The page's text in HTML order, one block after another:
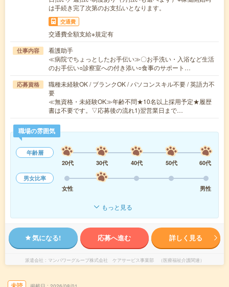
は手続き完了次第のお支払いとなります。
交通費
交通費全額支給※規定有
仕事内容
看護助手
≪病院でちょっとしたお手伝い≫〇お手洗い・入浴など生活
のお手伝い○診察室への付き添い○食事のサポート…
応募資格
職種未経験OK / ブランクOK / パソコンスキル不要 / 英語力不
要
≪無資格・未経験OK≫年齢不問★10名以上採用予定★履歴
書は不要です。▽応募後の流れ1)翌営業日まで…
職場の雰囲気
年齢層
20代
30代 40代 50代
60代
男女比率
女性
男性
もっと見る
気になる! 応募へ進む 詳しく見る
派遣会社 マンパワーグループ株式会社 ケアサービス事業部 （医療福祉介護関連）